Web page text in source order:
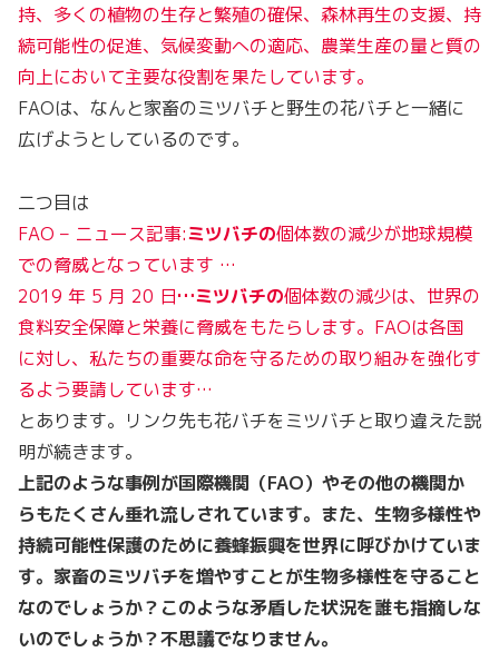
持、多くの植物の生存と繁殖の確保、森林再生の支援、持
続可能性の促進、気候変動への適応、農業生産の量と質の
向上において主要な役割を果たしています。
FAOは、なんと家畜のミツバチと野生の花バチと一緒に
広げようとしているのです。
二つ目は
FAO – ニュース記事:ミツバチの個体数の減少が地球規模
での脅威となっています …
2019 年 5 月 20 日…ミツバチの個体数の減少は、世界の
食料安全保障と栄養に脅威をもたらします。FAOは各国
に対し、私たちの重要な命を守るための取り組みを強化す
るよう要請しています…
とあります。リンク先も花バチをミツバチと取り違えた説
明が続きます。
上記のような事例が国際機関（FAO）やその他の機関か
らもたくさん垂れ流しされています。また、生物多様性や
持続可能性保護のために養蜂振興を世界に呼びかけていま
す。家畜のミツバチを増やすことが生物多様性を守ること
なのでしょうか？このような矛盾した状況を誰も指摘しな
いのでしょうか？不思議でなりません。